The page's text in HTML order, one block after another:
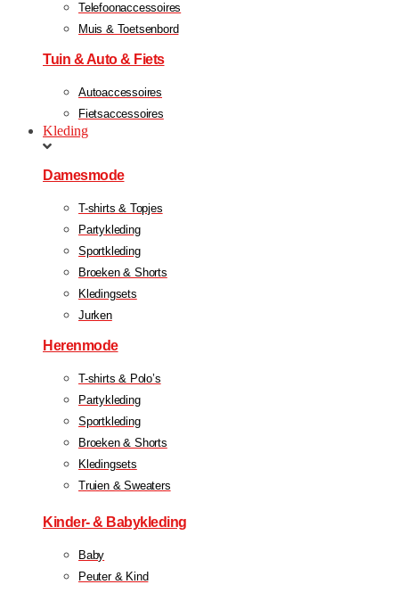
Telefoonaccessoires
Muis & Toetsenbord
Tuin & Auto & Fiets
Autoaccessoires
Fietsaccessoires
Kleding
Damesmode
T-shirts & Topjes
Partykleding
Sportkleding
Broeken & Shorts
Kledingsets
Jurken
Herenmode
T-shirts & Polo’s
Partykleding
Sportkleding
Broeken & Shorts
Kledingsets
Truien & Sweaters
Kinder- & Babykleding
Baby
Peuter & Kind